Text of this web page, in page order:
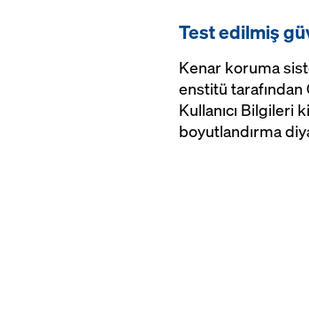
Test edilmiş
Kenar koruma
enstitü tarafından
Kullanıcı Bilgileri
boyutlandırma